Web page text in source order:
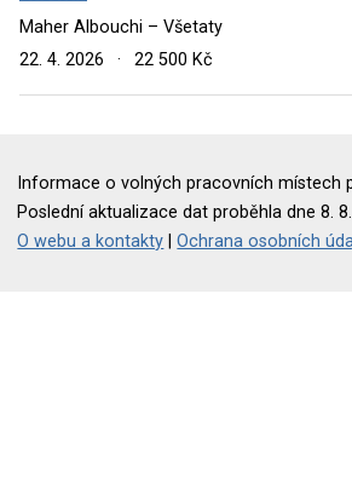
Maher Albouchi – Všetaty
22. 4. 2026
· 22 500 Kč
Informace o volných pracovních místech
Poslední aktualizace dat proběhla dne 8.
O webu a kontakty |Ochrana osobních